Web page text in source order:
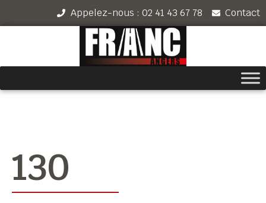
Appelez-nous : 02 41 43 67 78 Contact
130